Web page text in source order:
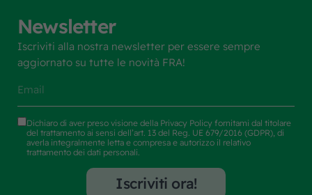
PIASTRA FISS.RETROVISORE L.5M
Newsletter
Iscriviti alla nostra newsletter per essere sempre
aggiornato su tutte le novità FRA!
Dichiaro di aver preso visione della Privacy Policy fornitami dal titolare
del trattamento ai sensi dell’art. 13 del Reg. UE 679/2016 (GDPR), di
averla integralmente letta e compresa e autorizzo il relativo
trattamento dei dati personali.
Iscriviti ora!